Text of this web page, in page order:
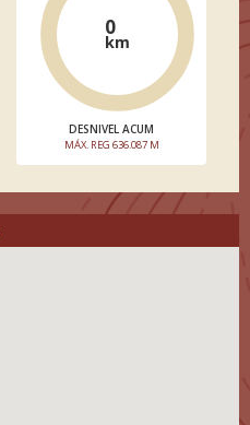
0
km
DESNIVEL ACUM
MÁX. REG 636.087 M